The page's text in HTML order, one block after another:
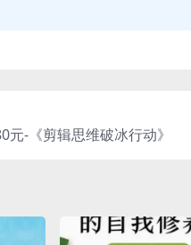
元-《剪辑思维破冰行动》